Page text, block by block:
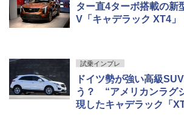
ター直4ターボ搭載の新
V「キャデラック XT4」
試乗インプレ
ドイツ勢が強い高級
う？ “アメリカンラグ
現したキャデラック「